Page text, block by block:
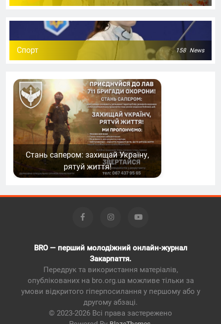
Спорт 158 News
Стань сапером: захищай Україну,
рятуй життя!
BRO — перший молодіжний онлайн-журнал
Закарпаття.
Передрук та використання матеріалів,
опублікованих на bro.org.ua можливе тільки за
умови відкритого гіперпосилання у першому або у
другому абзаці.
© 2023-2026 Всі права застережено